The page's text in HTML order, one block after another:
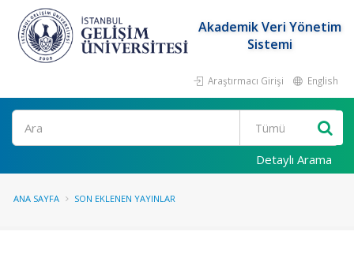
Akademik Veri Yönetim
Sistemi
Araştırmacı Girişi English
Ara
Detaylı Arama
ANA SAYFA SON EKLENEN YAYINLAR